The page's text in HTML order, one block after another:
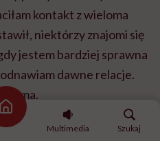
Strona główna
Multimedia
Szukaj
kontakt z wieloma
niektórzy znajomi się
jestem bardziej sprawna
dawne relacje.
sama.